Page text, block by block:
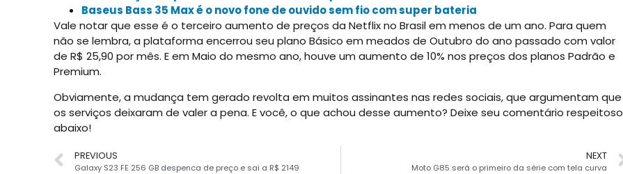
Baseus Bass 35 Max é o novo fone de ouvido sem fio com super bateria
Vale notar que esse é o terceiro aumento de preços da Netflix no Brasil em menos de um ano. Para quem
não se lembra, a plataforma encerrou seu plano Básico em meados de Outubro do ano passado com valor
de R$ 25,90 por mês. E em Maio do mesmo ano, houve um aumento de 10% nos preços dos planos Padrão e
Premium.
Obviamente, a mudança tem gerado revolta em muitos assinantes nas redes sociais, que argumentam que
os serviços deixaram de valer a pena. E você, o que achou desse aumento? Deixe seu comentário respeitoso
abaixo!
PREVIOUS
Galaxy S23 FE 256 GB despenca de preço e sai a R$ 2149
NEXT
Moto G85 será o primeiro da série com tela curva